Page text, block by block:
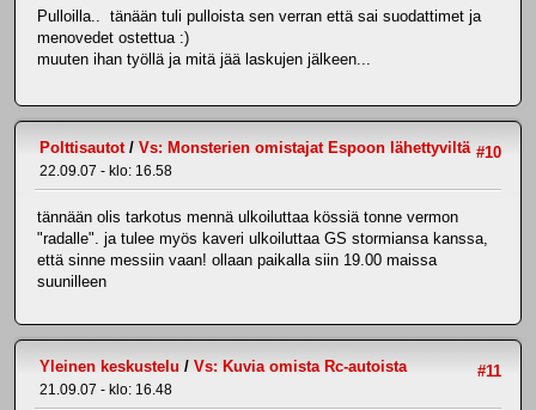
Pulloilla.. tänään tuli pulloista sen verran että sai suodattimet ja
menovedet ostettua :)
muuten ihan työllä ja mitä jää laskujen jälkeen...
#10
Polttisautot/ Vs: Monsterien omistajat Espoon lähettyviltä
22.09.07 - klo: 16.58
tännään olis tarkotus mennä ulkoiluttaa kössiä tonne vermon
"radalle". ja tulee myös kaveri ulkoiluttaa GS stormiansa kanssa,
että sinne messiin vaan! ollaan paikalla siin 19.00 maissa
suunilleen
#11
Yleinen keskustelu / Vs: Kuvia omista Rc-autoista
21.09.07 - klo: 16.48